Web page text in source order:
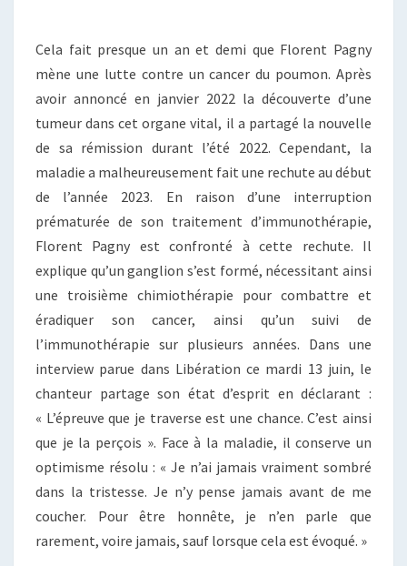
POUMON
Cela fait presque un an et demi que Florent Pagny
mène une lutte contre un cancer du poumon. Après
avoir annoncé en janvier 2022 la découverte d’une
tumeur dans cet organe vital, il a partagé la nouvelle
de sa rémission durant l’été 2022. Cependant, la
maladie a malheureusement fait une rechute au début
de l’année 2023. En raison d’une interruption
prématurée de son traitement d’immunothérapie,
Florent Pagny est confronté à cette rechute. Il
explique qu’un ganglion s’est formé, nécessitant ainsi
une troisième chimiothérapie pour combattre et
éradiquer son cancer, ainsi qu’un suivi de
l’immunothérapie sur plusieurs années. Dans une
interview parue dans Libération ce mardi 13 juin, le
chanteur partage son état d’esprit en déclarant :
« L’épreuve que je traverse est une chance. C’est ainsi
que je la perçois ». Face à la maladie, il conserve un
optimisme résolu : « Je n’ai jamais vraiment sombré
dans la tristesse. Je n’y pense jamais avant de me
coucher. Pour être honnête, je n’en parle que
rarement, voire jamais, sauf lorsque cela est évoqué. »